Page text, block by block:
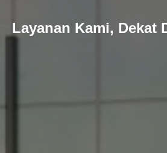
Layanan Kami, Dekat